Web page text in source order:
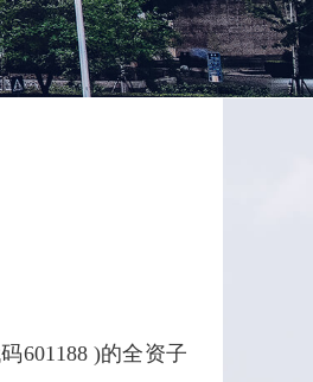
601188 )的全资子